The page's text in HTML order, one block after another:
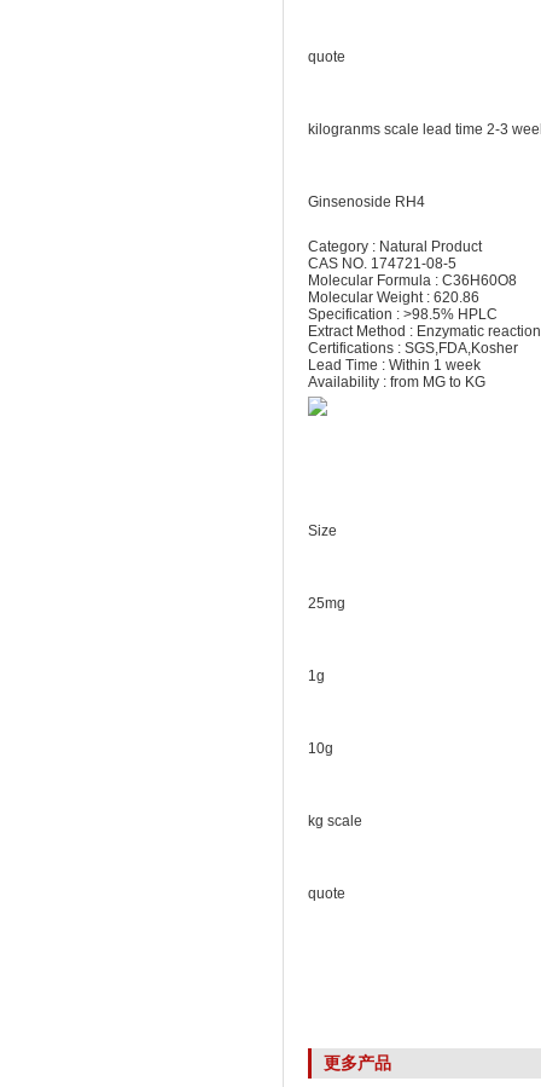
quote
kilogranms scale lead time 2-3
Ginsenoside RH4
Category : Natural Product
CAS NO. 174721-08-5
Molecular Formula : C36H60O8
Molecular Weight : 620.86
Specification : >98.5% HPLC
Extract Method : Enzymatic reaction
Certifications : SGS,FDA,Kosher
Lead Time : Within 1 week
Availability : from MG to KG
Size
25mg
1g
10g
kg scale
quote
更多产品